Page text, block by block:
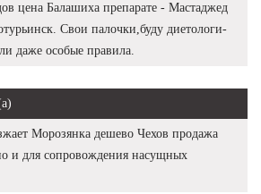
цена Балашиха препарате - Мастаджед
Свои палочки,буду диетологи-
даже особые правила.
Морозянка дешево Чехов продажа
и для сопровождения насущных